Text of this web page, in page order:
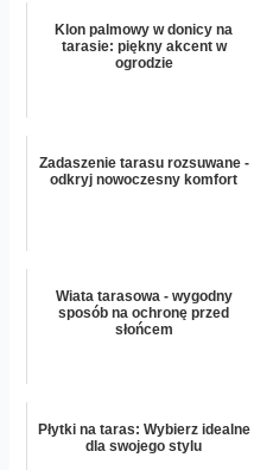
Klon palmowy w donicy na
tarasie: piękny akcent w
ogrodzie
Zadaszenie tarasu rozsuwane -
odkryj nowoczesny komfort
Wiata tarasowa - wygodny
sposób na ochronę przed
słońcem
Płytki na taras: Wybierz idealne
dla swojego stylu